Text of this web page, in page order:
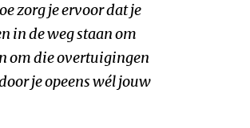
zorg je ervoor dat je
in de weg staan om
om die overtuigingen
je opeens wél jouw